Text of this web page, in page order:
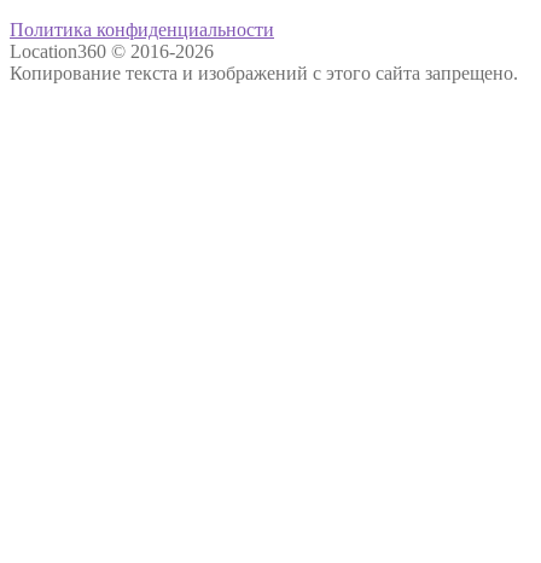
Политика конфиденциальности
Location360 © 2016-2026
Копирование текста и изображений с этого сайта запрещено.